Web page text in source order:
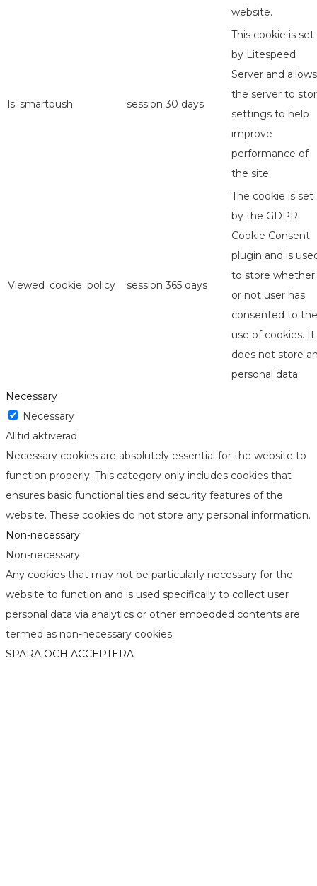
website.
ls_smartpush session 30 days
This cookie is set
by Litespeed
Server and allows
the server to
settings to help
improve
performance of
the site.
Viewed_cookie_policy session 365 days
The cookie is set
by the GDPR
Cookie Consent
plugin and is
to store whether
or not user has
consented to the
use of cookies. It
does not store
personal data.
Necessary
Necessary
Alltid aktiverad
Necessary cookies are absolutely essential for the website to
function properly. This category only includes cookies that
ensures basic functionalities and security features of the
website. These cookies do not store any personal information.
Non-necessary
Non-necessary
Any cookies that may not be particularly necessary for the
website to function and is used specifically to collect user
personal data via analytics or other embedded contents are
termed as non-necessary cookies.
SPARA OCH ACCEPTERA